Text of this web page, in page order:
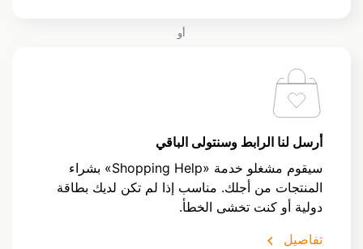
أو
أرسل لنا الرابط وسنتولى الباقي
سيقوم مشغلو خدمة «Shopping Help» بشراء
المنتجات من أجلك. مناسب إذا لم تكن لديك بطاقة
دولية أو كنت تخشى الخطأ.
تفاصيل